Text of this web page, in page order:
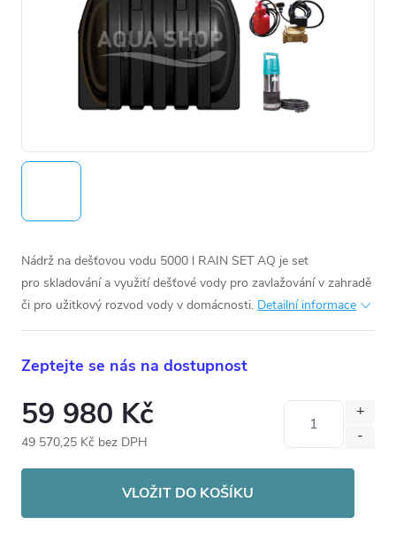
Nádrž na dešťovou vodu 5000 l RAIN SET AQ je set
pro skladování a využití dešťové vody pro zavlažování v zahradě
či pro užitkový rozvod vody v domácnosti. Detailní informace
Zeptejte se nás na dostupnost
59 980 Kč
49 570,25 Kč bez DPH
VLOŽIT DO KOŠÍKU